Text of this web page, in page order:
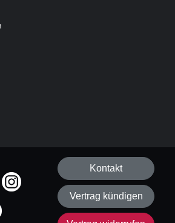
Accounts
Kontakt
Vertrag kündigen